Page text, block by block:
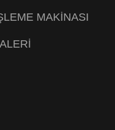
MAKİNASI